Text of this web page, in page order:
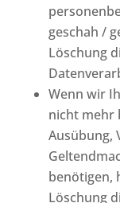
geschah /
Löschung
Wenn wir
nicht mehr
Ausübung,
benötigen,
Löschung